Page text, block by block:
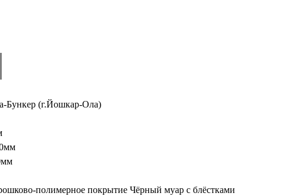
Бункер (г.Йошкар-Ола)
полимерное покрытие Чёрный муар с блёстками